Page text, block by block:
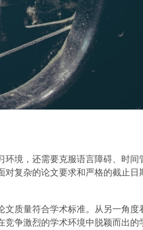
境，还需要克服语言障碍、时间
复杂的论文要求和严格的截止日
文质量符合学术标准。从另一角度
争激烈的学术环境中脱颖而出的